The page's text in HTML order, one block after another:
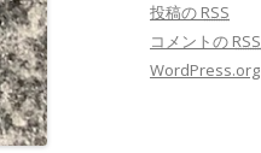
投稿の RSS
コメントの RSS
WordPress.org